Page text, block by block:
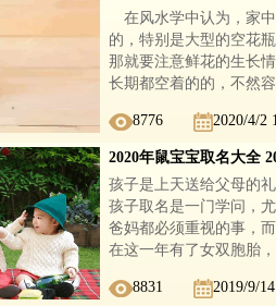
在风水学中认为，家中
的，特别是大型的空花
那就要注意鲜花的生长
长期都空着的的，不然
8776 2020/4/2
2020年鼠宝宝取名大全
孩子是上天送给父母的
孩子取名是一门学问，
爸妈都必须重视的事，
在这一年有了女双胞胎
8831 2019/9/